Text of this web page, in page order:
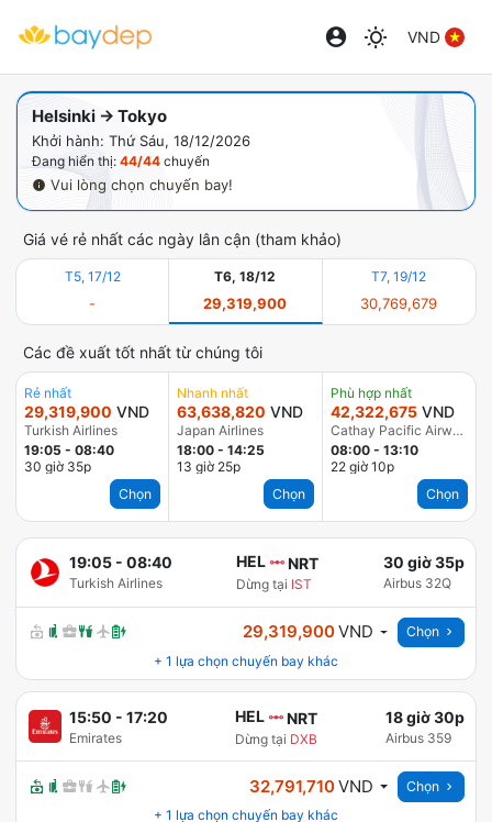
VND
Helsinki → Tokyo
Khởi hành: Thứ Sáu, 18/12/2026
Đang hiển thị: 44/44 chuyến
Vui lòng chọn chuyến bay!
Giá vé rẻ nhất các ngày lân cận (tham khảo)
T5, 17/12
-
T6, 18/12
29,319,900
T7, 19/12
30,769,679
Các đề xuất tốt nhất từ chúng tôi
Rẻ nhất
29,319,900 VND
Turkish Airlines
19:05 - 08:40
30 giờ 35p
Chọn
Nhanh nhất
63,638,820 VND
Japan Airlines
18:00 -14:25
13 giờ 25p
Chọn
Phù hợp nhất
42,322,675 VND
Cathay Pacific Airways
08:00- 13:10
22 giờ 10p
Chọn
19:05- 08:40
Turkish Airlines
HEL NRT
Dừng tại IST
30 giờ 35p
Airbus 32Q
29,319,900VND
Chọn
+ 1 lựa chọn chuyến bay khác
15:50 - 17:20
Emirates
HEL NRT
Dừng tại DXB
18 giờ 30p
Airbus 359
32,791,710VND
Chọn
+ 1 lựa chọn chuyến bay khác